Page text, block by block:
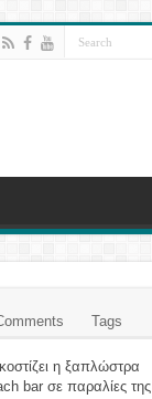
Tags
η ξαπλώστρα
bar σε παραλίες της